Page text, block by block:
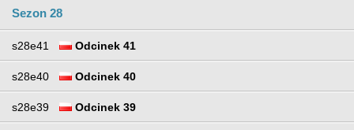
Sezon 28
s28e41 Odcinek 41
s28e40 Odcinek 40
s28e39 Odcinek 39